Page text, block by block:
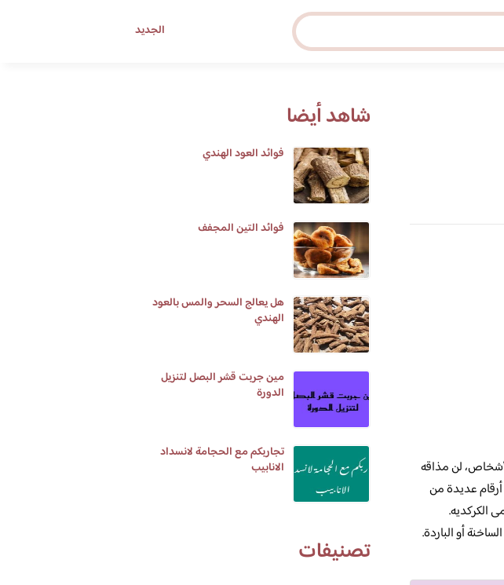
الجديد
العصرية
لن مذاقه
أرقام عديدة من
الكركديه.
أو الباردة.
شاهد أيضا
فوائد العود الهندي
فوائد التين المجفف
هل يعالج السحر والمس بالعود
الهندي
مين جربت قشر البصل لتنزيل
الدورة
تجاربكم مع الحجامة لانسداد
الانابيب
تصنيفات